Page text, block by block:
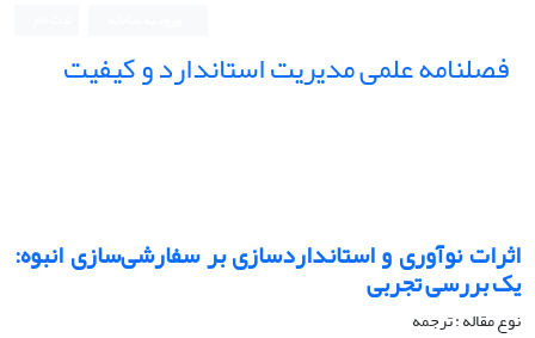
فصلنامه علمی مدیریت استاندارد و کیفیت
اثرات نوآوری و استانداردسازی بر سفارشی‌سازی انبوه:
یک بررسی تجربی
نوع مقاله : ترجمه